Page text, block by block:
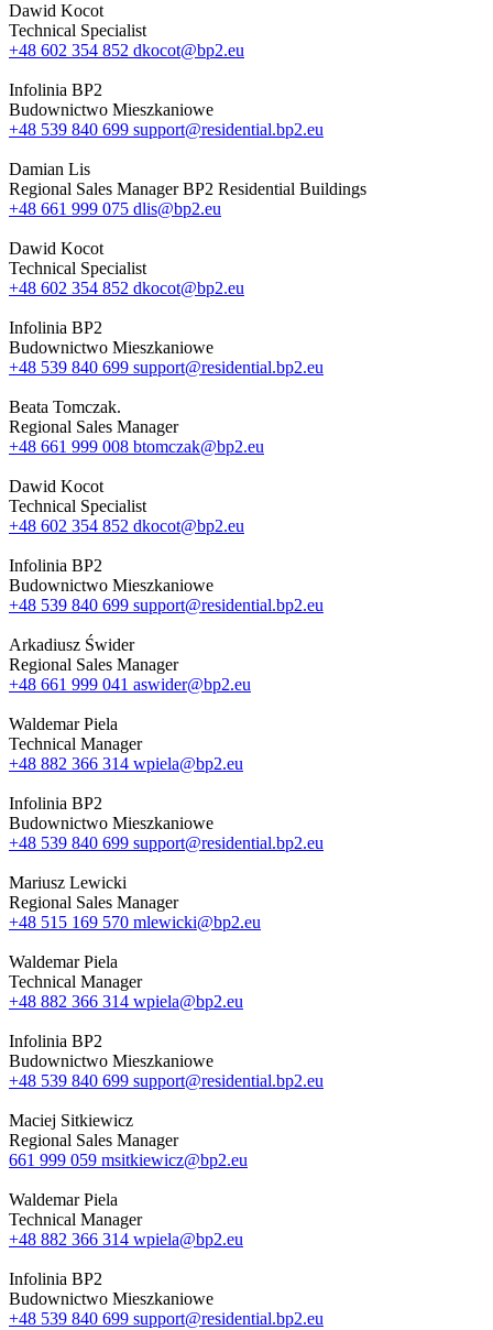
Dawid Kocot
Technical Specialist
+48 602 354 852 dkocot@bp2.eu
Infolinia BP2
Budownictwo Mieszkaniowe
+48 539 840 699 support@residential.bp2.eu
Damian Lis
Regional Sales Manager BP2 Residential Buildings
+48 661 999 075 dlis@bp2.eu
Dawid Kocot
Technical Specialist
+48 602 354 852 dkocot@bp2.eu
Infolinia BP2
Budownictwo Mieszkaniowe
+48 539 840 699 support@residential.bp2.eu
Beata Tomczak.
Regional Sales Manager
+48 661 999 008 btomczak@bp2.eu
Dawid Kocot
Technical Specialist
+48 602 354 852 dkocot@bp2.eu
Infolinia BP2
Budownictwo Mieszkaniowe
+48 539 840 699 support@residential.bp2.eu
Arkadiusz Świder
Regional Sales Manager
+48 661 999 041 aswider@bp2.eu
Waldemar Piela
Technical Manager
+48 882 366 314 wpiela@bp2.eu
Infolinia BP2
Budownictwo Mieszkaniowe
+48 539 840 699 support@residential.bp2.eu
Mariusz Lewicki
Regional Sales Manager
+48 515 169 570 mlewicki@bp2.eu
Waldemar Piela
Technical Manager
+48 882 366 314 wpiela@bp2.eu
Infolinia BP2
Budownictwo Mieszkaniowe
+48 539 840 699 support@residential.bp2.eu
Maciej Sitkiewicz
Regional Sales Manager
661 999 059 msitkiewicz@bp2.eu
Waldemar Piela
Technical Manager
+48 882 366 314 wpiela@bp2.eu
Infolinia BP2
Budownictwo Mieszkaniowe
+48 539 840 699 support@residential.bp2.eu